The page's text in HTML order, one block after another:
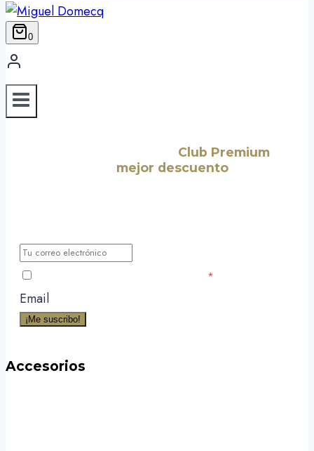
0
Club Premium
mejor descuentopara tu
*
Email
¡Me suscribo!
Accesorios